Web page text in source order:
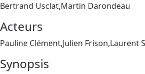
Bertrand Usclat,Martin Darondeau
Acteurs
Pauline Clément,Julien Frison,Laurent
Synopsis